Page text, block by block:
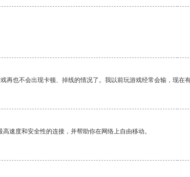
再也不会出现卡顿、掉线的情况了。我以前玩游戏经常会输，现在
速度和安全性的连接，并帮助你在网络上自由移动。